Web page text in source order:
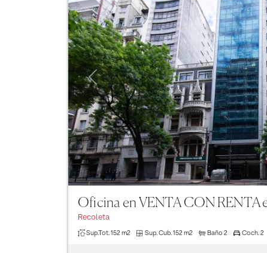
Previous
Recoleta
Sup.Tot. 152 m2 Sup. Cub. 152 m2 Baño 2 Coch. 2